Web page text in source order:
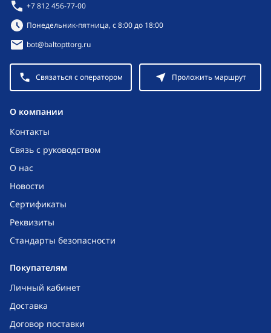
O компании
Контакты
Связь с руководством
О нас
Новости
Сертификаты
Реквизиты
Стандарты безопасности
Покупателям
Личный кабинет
Доставка
Договор поставки
+7 812 456-77-00
Режим работы:
Понедельник-пятница, с 8:00 до 18:00
bot@baltopttorg.ru
Связаться с оператором Проложить маршрут